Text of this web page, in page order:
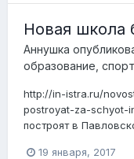
Новая школа
Аннушка
образование,
http://in-istra.ru/
postroyat-za-schyot-
построят в
19 января, 2017